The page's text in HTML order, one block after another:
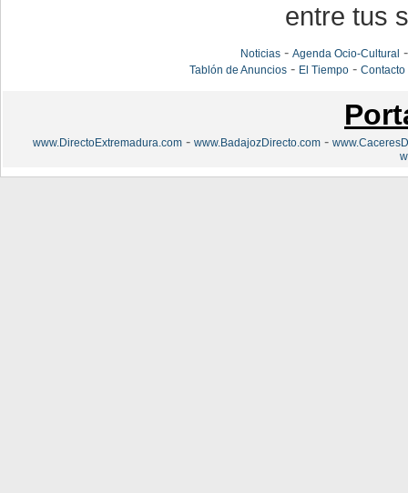
entre tus
Noticias- Agenda Ocio-Cultural
Tablón de Anuncios- El Tiempo- Contacto
www.DirectoExtremadura.com - www.BadajozDirecto.com -